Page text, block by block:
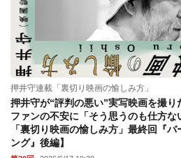
押井守連載「裏切り映画の愉しみ方」
押井守が“評判の悪い”実写映画を撮り
ファンの不安に「そう思うのも仕方
「裏切り映画の愉しみ方」最終回『
ング』後編】